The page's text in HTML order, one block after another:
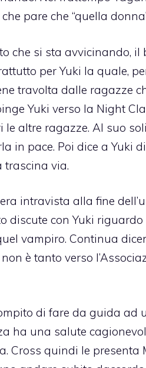
pare che “quella
che si sta avvicinando, il
per Yuki la quale,
travolta dalle ragazze
Yuki verso la Night
altre ragazze. Al suo
in pace. Poi dice a Yuki
trascina via.
intravista alla fine
con Yuki riguardo
vampiro. Continua
è tanto verso
di fare da guida ad
ha una salute
Cross quindi le presenta